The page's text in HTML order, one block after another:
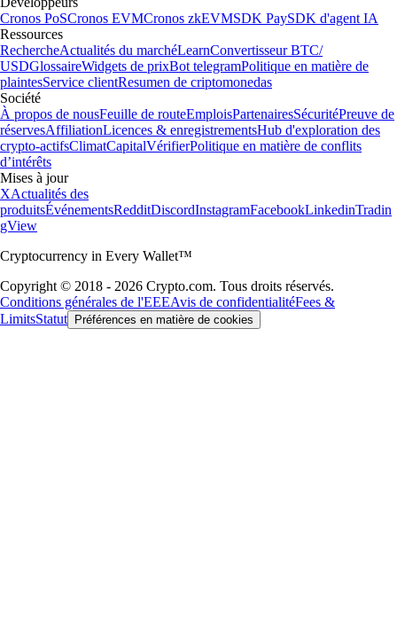
Cronos PoSCronos EVMCronos zkEVMSDK PaySDK d'agent IA
Ressources
RechercheActualités du marchéLearnConvertisseur BTC/
USDGlossaireWidgets de prixBot telegramPolitique en matière de
plaintesService clientResumen de criptomonedas
Société
À propos de nousFeuille de routeEmploisPartenairesSécuritéPreuve de
réservesAffiliationLicences & enregistrementsHub d'exploration des
crypto-actifsClimatCapitalVérifierPolitique en matière de conflits
d’intérêts
Mises à jour
XActualités des
produitsÉvénementsRedditDiscordInstagramFacebookLinkedinTradin
gView
Cryptocurrency in Every Wallet™
Copyright © 2018 - 2026 Crypto.com. Tous droits réservés.
Conditions générales de l'EEEAvis de confidentialitéFees &
LimitsStatut Préférences en matière de cookies